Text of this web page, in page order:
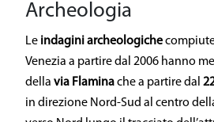
Archeologia
Le indagini archeologichecompiute
Venezia a partire dal 2006 hanno
della via Flaminache a partire dal
in direzione Nord-Sud al centro